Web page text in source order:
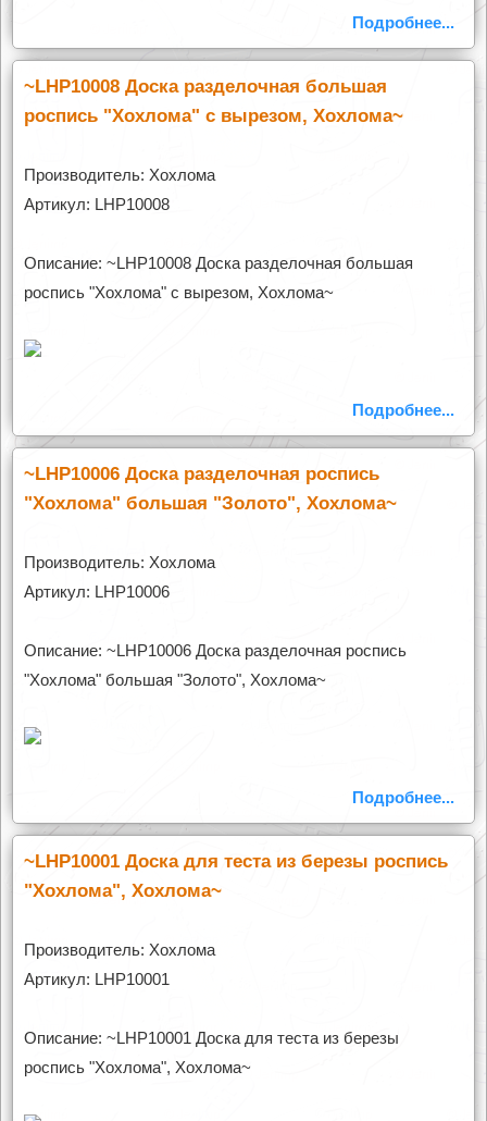
Подробнее...
~LHP10008 Доска разделочная большая
роспись "Хохлома" с вырезом, Хохлома~
Производитель: Хохлома
Артикул: LHP10008
Описание: ~LHP10008 Доска разделочная большая
роспись "Хохлома" с вырезом, Хохлома~
Подробнее...
~LHP10006 Доска разделочная роспись
"Хохлома" большая "Золото", Хохлома~
Производитель: Хохлома
Артикул: LHP10006
Описание: ~LHP10006 Доска разделочная роспись
"Хохлома" большая "Золото", Хохлома~
Подробнее...
~LHP10001 Доска для теста из березы роспись
"Хохлома", Хохлома~
Производитель: Хохлома
Артикул: LHP10001
Описание: ~LHP10001 Доска для теста из березы
роспись "Хохлома", Хохлома~